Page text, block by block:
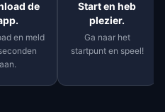
de
en meld
aan.
Start en heb
plezier.
Ga naar het
startpunt en speel!